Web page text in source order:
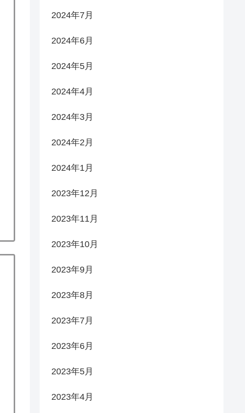
2024年7月
2024年6月
2024年5月
2024年4月
2024年3月
2024年2月
2024年1月
2023年12月
2023年11月
2023年10月
2023年9月
2023年8月
2023年7月
2023年6月
2023年5月
2023年4月